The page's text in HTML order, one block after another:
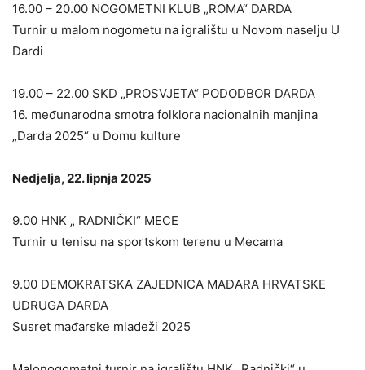
16.00 – 20.00 NOGOMETNI KLUB „ROMA“ DARDA
Turnir u malom nogometu na igralištu u Novom naselju U
Dardi
19.00 – 22.00 SKD „PROSVJETA“ PODODBOR DARDA
16. međunarodna smotra folklora nacionalnih manjina
„Darda 2025“ u Domu kulture
Nedjelja, 22. lipnja 2025
9.00 HNK „ RADNIČKI“ MECE
Turnir u tenisu na sportskom terenu u Mecama
9.00 DEMOKRATSKA ZAJEDNICA MAĐARA HRVATSKE
UDRUGA DARDA
Susret mađarske mladeži 2025